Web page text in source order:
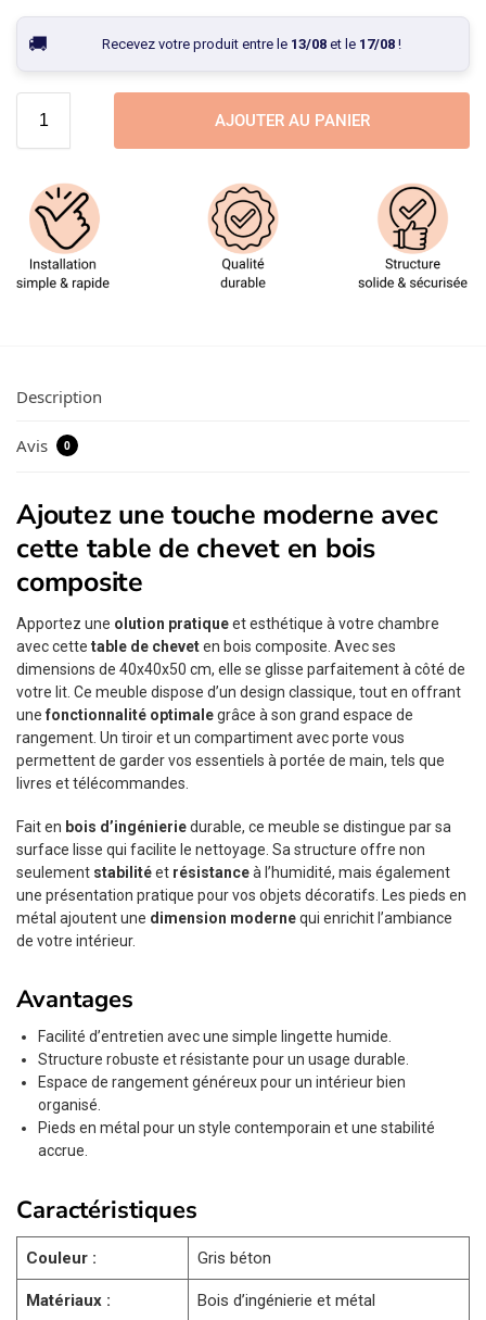
Recevez votre produit entre le 13/08et le 17/08!
AJOUTER AU PANIER
Description
Avis 0
Ajoutez une touche moderne avec
cette table de chevet en bois
composite
Apportez une olution pratiqueet esthétique à votre chambre
avec cette table de cheveten bois composite. Avec ses
dimensions de 40x40x50 cm, elle se glisse parfaitement à côté de
votre lit. Ce meuble dispose d’un design classique, tout en offrant
une fonctionnalité optimalegrâce à son grand espace de
rangement. Un tiroir et un compartiment avec porte vous
permettent de garder vos essentiels à portée de main, tels que
livres et télécommandes.
Fait en bois d’ingénieriedurable, ce meuble se distingue par sa
surface lisse qui facilite le nettoyage. Sa structure offre non
seulement stabilitéet résistanceà l’humidité, mais également
une présentation pratique pour vos objets décoratifs. Les pieds en
métal ajoutent une dimension modernequi enrichit l’ambiance
de votre intérieur.
Avantages
Facilité d’entretien avec une simple lingette humide.
Structure robuste et résistante pour un usage durable.
Espace de rangement généreux pour un intérieur bien
organisé.
Pieds en métal pour un style contemporain et une stabilité
accrue.
Caractéristiques
Couleur : Gris béton
Matériaux : Bois d’ingénierie et métal